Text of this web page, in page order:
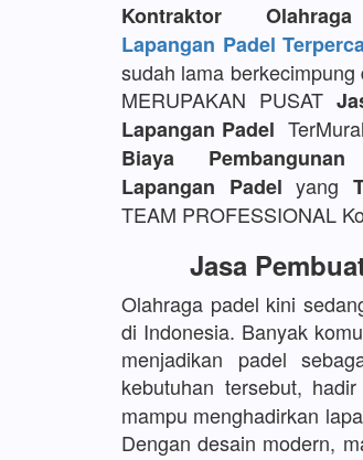
Kontraktor
Lapangan Padel
sudah lama
MERUPAKAN PUSAT
Lapangan Padel
Biaya
Lapangan Padel yang
TEAM PROFESSIONAL
Jasa
Olahraga padel kini
di Indonesia. Banyak
menjadikan padel
kebutuhan tersebut,
mampu menghadirkan
Dengan desain modern,